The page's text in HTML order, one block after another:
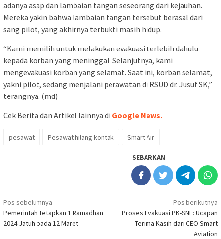
adanya asap dan lambaian tangan seseorang dari kejauhan.
Mereka yakin bahwa lambaian tangan tersebut berasal dari
sang pilot, yang akhirnya terbukti masih hidup.
“Kami memilih untuk melakukan evakuasi terlebih dahulu
kepada korban yang meninggal. Selanjutnya, kami
mengevakuasi korban yang selamat. Saat ini, korban selamat,
yakni pilot, sedang menjalani perawatan di RSUD dr. Jusuf SK,”
terangnya. (md)
Cek Berita dan Artikel lainnya di Google News.
pesawat Pesawat hilang kontak Smart Air
SEBARKAN
Navigasi
pos
Pos sebelumnya
Pemerintah Tetapkan 1 Ramadhan
2024 Jatuh pada 12 Maret
Pos berikutnya
Proses Evakuasi PK-SNE: Ucapan
Terima Kasih dari CEO Smart
Aviation